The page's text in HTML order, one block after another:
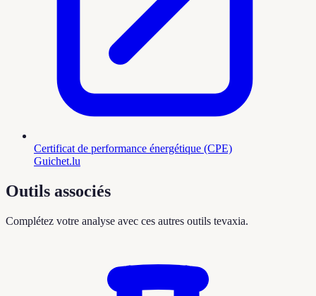
Certificat de performance énergétique (CPE)
Guichet.lu
Outils associés
Complétez votre analyse avec ces autres outils tevaxia.